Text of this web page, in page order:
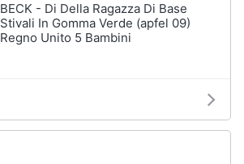
BECK - Di Della Ragazza Di Base
Stivali In Gomma Verde (apfel 09)
Regno Unito 5 Bambini